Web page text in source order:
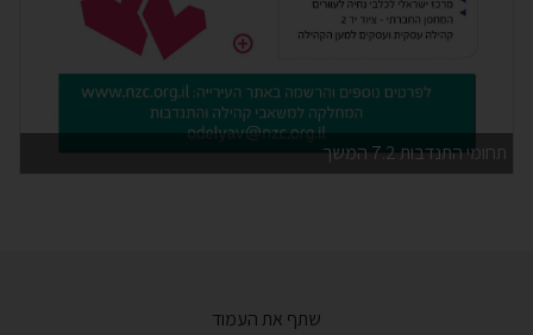
תחומי התנדבות 7.2 המשך
שתף את העמוד